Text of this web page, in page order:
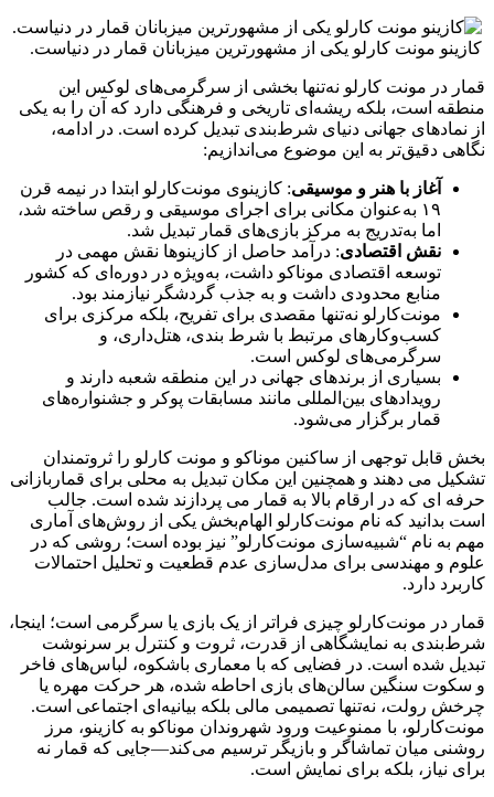
کازینو مونت کارلو یکی از مشهورترین میزبانان قمار در دنیاست.
قمار در مونت‌ کارلو نه‌تنها بخشی از سرگرمی‌های لوکس این
منطقه است، بلکه ریشه‌ای تاریخی و فرهنگی دارد که آن را به یکی
از نمادهای جهانی دنیای شرط‌بندی تبدیل کرده است. در ادامه،
نگاهی دقیق‌تر به این موضوع می‌اندازیم:
آغاز با هنر و موسیقی: کازینوی مونت‌کارلو ابتدا در نیمه قرن
۱۹ به‌عنوان مکانی برای اجرای موسیقی و رقص ساخته شد،
اما به‌تدریج به مرکز بازی‌های قمار تبدیل شد.
نقش اقتصادی: درآمد حاصل از کازینوها نقش مهمی در
توسعه اقتصادی موناکو داشت، به‌ویژه در دوره‌ای که کشور
منابع محدودی داشت و به جذب گردشگر نیازمند بود.
مونت‌کارلو نه‌تنها مقصدی برای تفریح، بلکه مرکزی برای
کسب‌وکارهای مرتبط با شرط‌ بندی، هتل‌داری، و
سرگرمی‌های لوکس است.
بسیاری از برندهای جهانی در این منطقه شعبه دارند و
رویدادهای بین‌المللی مانند مسابقات پوکر و جشنواره‌های
قمار برگزار می‌شود.
بخش قابل توجهی از ساکنین موناکو و مونت کارلو را ثروتمندان
تشکیل می دهند و همچنین این مکان تبدیل به محلی برای قماربازانی
حرفه ای که در ارقام بالا به قمار می پردازند شده است. جالب
است بدانید که نام مونت‌کارلو الهام‌بخش یکی از روش‌های آماری
مهم به نام “شبیه‌سازی مونت‌کارلو” نیز بوده است؛ روشی که در
علوم و مهندسی برای مدل‌سازی عدم قطعیت و تحلیل احتمالات
کاربرد دارد.
قمار در مونت‌کارلو چیزی فراتر از یک بازی یا سرگرمی است؛ اینجا،
شرط‌بندی به نمایشگاهی از قدرت، ثروت و کنترل بر سرنوشت
تبدیل شده است. در فضایی که با معماری باشکوه، لباس‌های فاخر
و سکوت سنگین سالن‌های بازی احاطه شده، هر حرکت مهره یا
چرخش رولت، نه‌تنها تصمیمی مالی بلکه بیانیه‌ای اجتماعی است.
مونت‌کارلو، با ممنوعیت ورود شهروندان موناکو به کازینو، مرز
روشنی میان تماشاگر و بازیگر ترسیم می‌کند—جایی که قمار نه
برای نیاز، بلکه برای نمایش است.